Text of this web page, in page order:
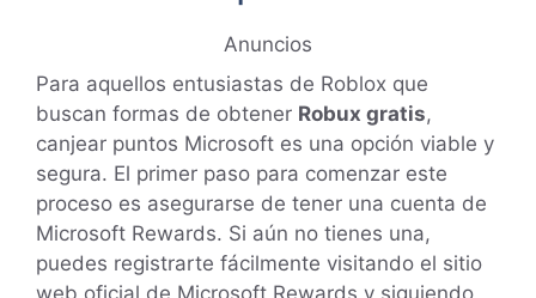
Anuncios
Para aquellos entusiastas de Roblox que
buscan formas de obtener Robux gratis,
canjear puntos Microsoft es una opción viable y
segura. El primer paso para comenzar este
proceso es asegurarse de tener una cuenta de
Microsoft Rewards. Si aún no tienes una,
puedes registrarte fácilmente visitando el sitio
web oficial de Microsoft Rewards y siguiendo